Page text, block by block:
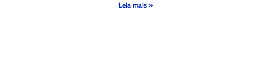
Leia mais »